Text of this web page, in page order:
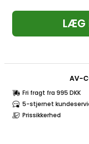
LÆG
AV-
Fri fragt fra 995 DKK
5-stjernet
Prissikkerhed